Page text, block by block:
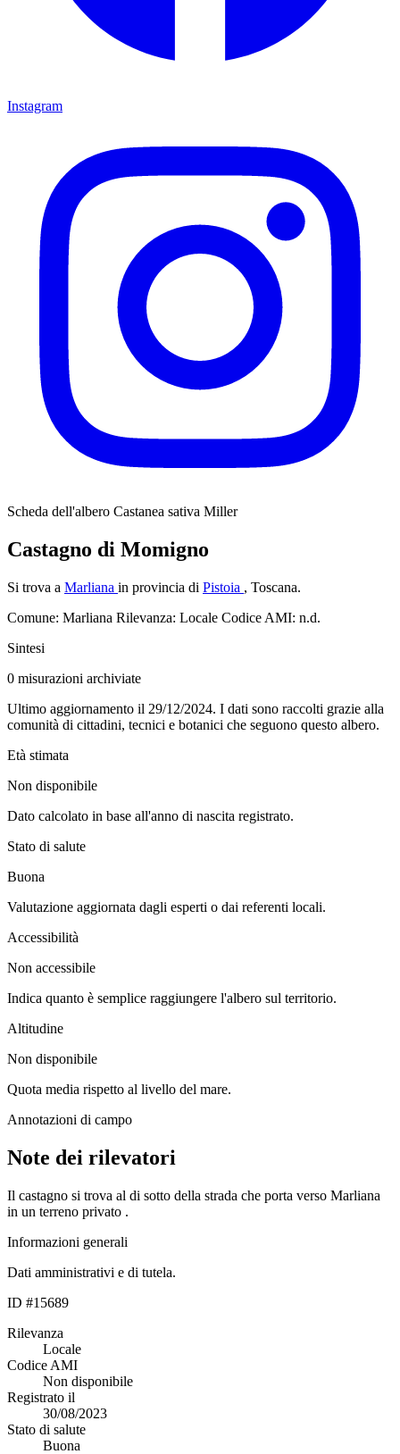
Instagram
Scheda dell'albero Castanea sativa Miller
Castagno di Momigno
Si trova a Marliana in provincia di Pistoia , Toscana.
Comune: Marliana Rilevanza: Locale Codice AMI: n.d.
Sintesi
0 misurazioni archiviate
Ultimo aggiornamento il 29/12/2024. I dati sono raccolti grazie alla
comunità di cittadini, tecnici e botanici che seguono questo albero.
Età stimata
Non disponibile
Dato calcolato in base all'anno di nascita registrato.
Stato di salute
Buona
Valutazione aggiornata dagli esperti o dai referenti locali.
Accessibilità
Non accessibile
Indica quanto è semplice raggiungere l'albero sul territorio.
Altitudine
Non disponibile
Quota media rispetto al livello del mare.
Annotazioni di campo
Note dei rilevatori
Il castagno si trova al di sotto della strada che porta verso Marliana
in un terreno privato .
Informazioni generali
Dati amministrativi e di tutela.
ID #15689
Rilevanza
Locale
Codice AMI
Non disponibile
Registrato il
30/08/2023
Stato di salute
Buona